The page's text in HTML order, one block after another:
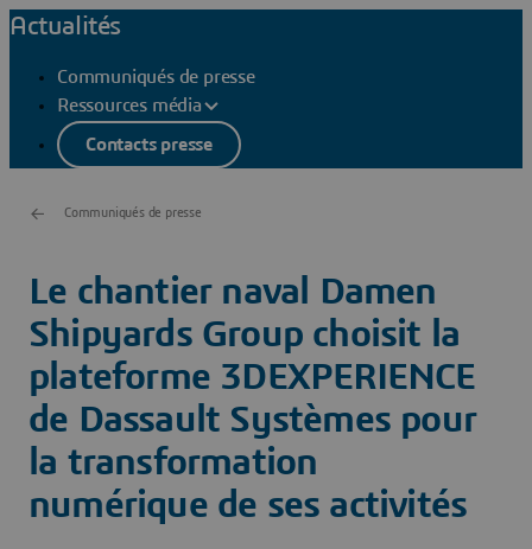
Actualités
Communiqués de presse
Ressources média
Contacts presse
Communiqués de presse
Le chantier naval Damen
Shipyards Group choisit la
plateforme 3DEXPERIENCE
de Dassault Systèmes pour
la transformation
numérique de ses activités